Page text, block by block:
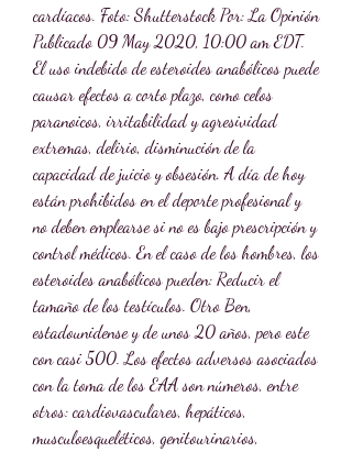
cardíacos. Foto: Shutterstock Por: La Opinión
Publicado 09 May 2020, 10:00 am EDT.
El uso indebido de esteroides anabólicos puede
causar efectos a corto plazo, como celos
paranoicos, irritabilidad y agresividad
extremas, delirio, disminución de la
capacidad de juicio y obsesión. A día de hoy
están prohibidos en el deporte profesional y
no deben emplearse si no es bajo prescripción y
control médicos. En el caso de los hombres, los
esteroides anabólicos pueden: Reducir el
tamaño de los testículos. Otro Ben,
estadounidense y de unos 20 años, pero este
con casi 500. Los efectos adversos asociados
con la toma de los EAA son números, entre
otros: cardiovasculares, hepáticos,
musculoesqueléticos, genitourinarios,